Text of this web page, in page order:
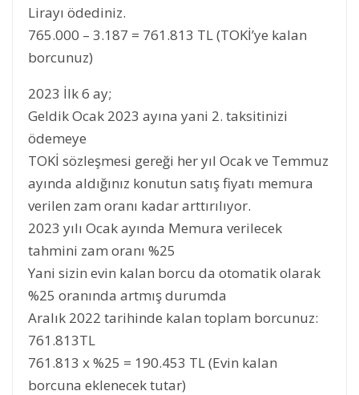
Lirayı ödediniz.
765.000 – 3.187 = 761.813 TL (TOKİ’ye kalan
borcunuz)
2023 İlk 6 ay;
Geldik Ocak 2023 ayına yani 2. taksitinizi
ödemeye
TOKİ sözleşmesi gereği her yıl Ocak ve Temmuz
ayında aldığınız konutun satış fiyatı memura
verilen zam oranı kadar arttırılıyor.
2023 yılı Ocak ayında Memura verilecek
tahmini zam oranı %25
Yani sizin evin kalan borcu da otomatik olarak
%25 oranında artmış durumda
Aralık 2022 tarihinde kalan toplam borcunuz:
761.813TL
761.813 x %25 = 190.453 TL (Evin kalan
borcuna eklenecek tutar)